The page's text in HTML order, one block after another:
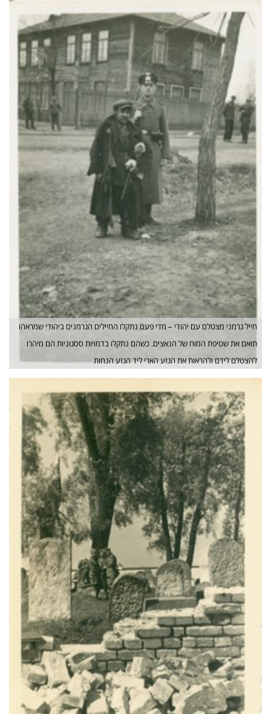
חייל גרמני מצטלם עם יהודי – מדי פעם נתקלו החיילים הגרמנים ביהודי שמראהו
תואם את שטיפת המוח של הנאצים. כשהם נתקלו בדמויות ססגוניות הם מיהרו
להצטלם לידם ולהראות את הגזע הארי ליד הגזע הנחות